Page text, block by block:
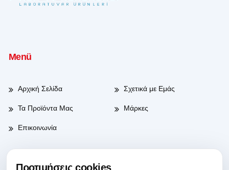
Menü
Αρχική Σελίδα Σχετικά με Εμάς
Τα Προϊόντα Μας Μάρκες
Επικοινωνία
Προτιμήσεις cookies